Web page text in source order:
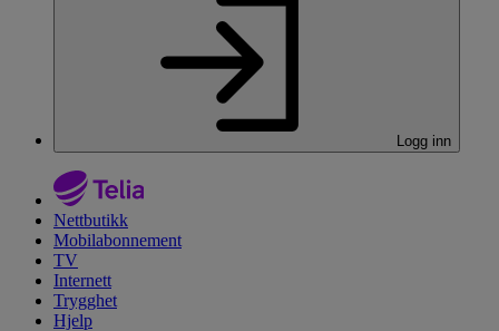
Logg inn
Nettbutikk
Mobilabonnement
TV
Internett
Trygghet
Hjelp